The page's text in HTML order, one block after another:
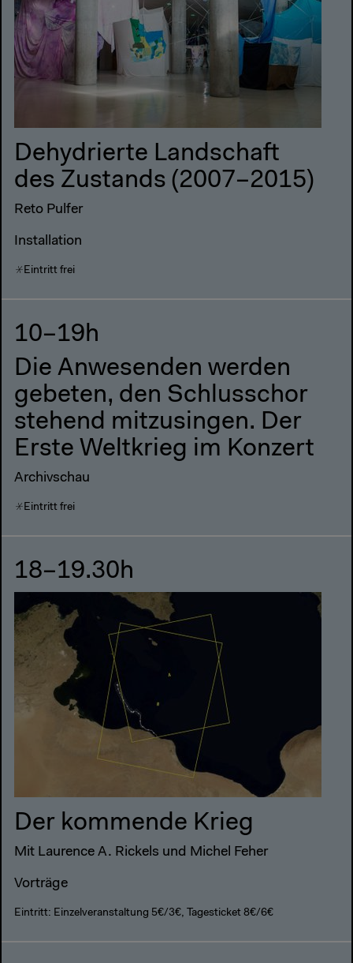
Dehydrierte Landschaft
des Zustands (2007–2015)
Reto Pulfer
Installation
Eintritt frei
10–19h
Die Anwesenden werden
gebeten, den Schlusschor
stehend mitzusingen. Der
Erste Weltkrieg im Konzert
Archivschau
Eintritt frei
18–19.30h
Der kommende Krieg
Mit Laurence A. Rickels und Michel Feher
Vorträge
Eintritt: Einzelveranstaltung 5€/3€, Tagesticket 8€/6€